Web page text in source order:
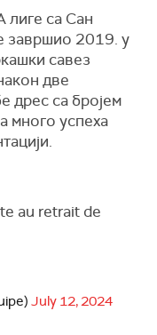
са Сан
завршио 2019. у
савез
две
дрес са бројем
много успеха
au retrait de
July 12, 2024